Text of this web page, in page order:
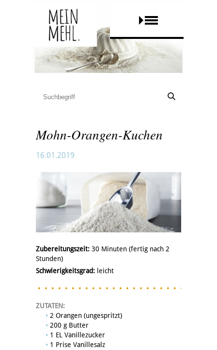
Mohn-Orangen-Kuchen
16.01.2019
Zubereitungszeit: 30 Minuten (fertig nach 2
Stunden)
Schwierigkeitsgrad: leicht
ZUTATEN:
2 Orangen (ungespritzt)
200 g Butter
1 EL Vanillezucker
1 Prise Vanillesalz